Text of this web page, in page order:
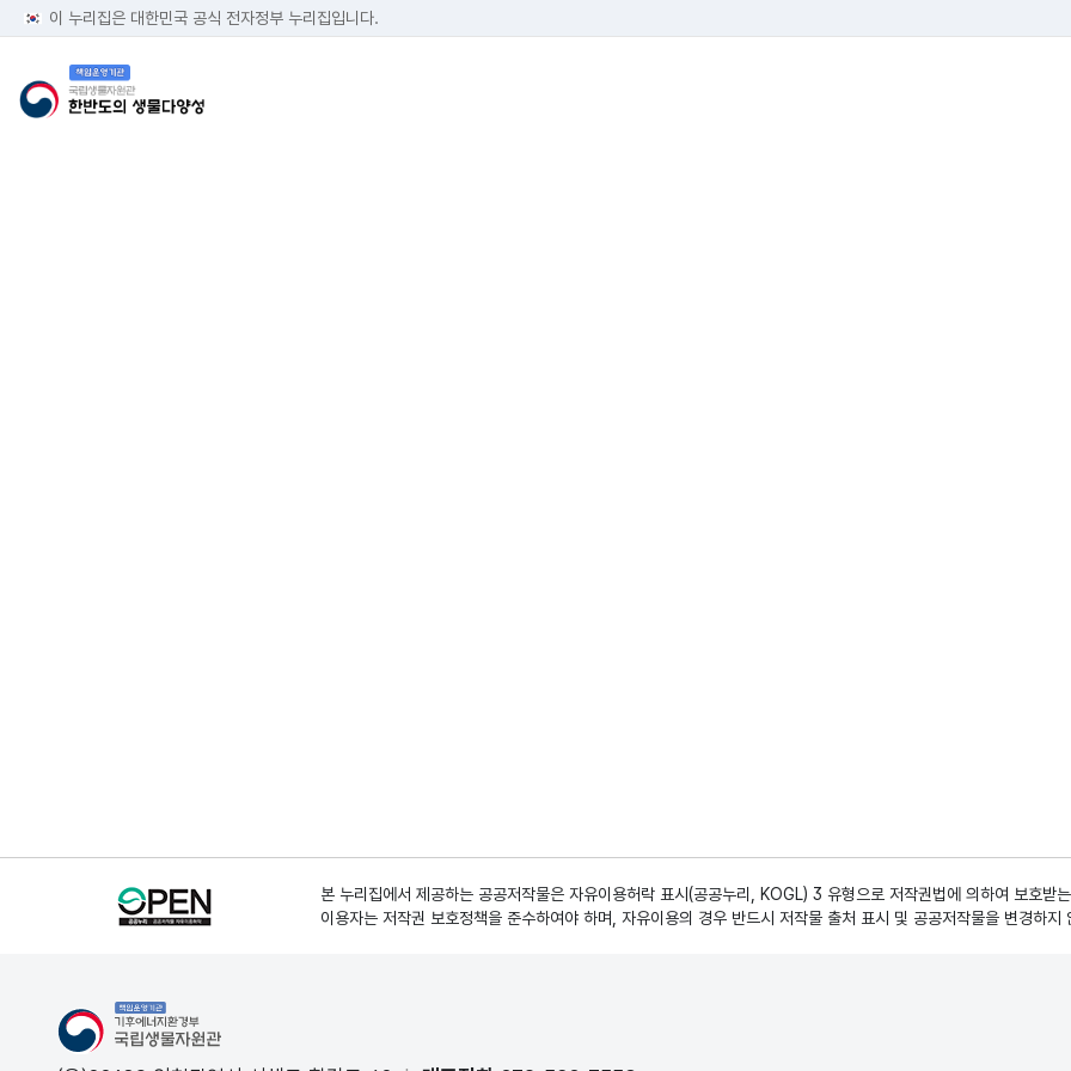
이 누리집은 대한민국 공식 전자정부 누리집입니다.
본 누리집에서 제공하는 공공저작물은 자유이용허락 표시(공공누리, KOGL) 3 유형으로 저작권법에 의하여 보호받
이용자는 저작권 보호정책을 준수하여야 하며, 자유이용의 경우 반드시 저작물 출처 표시 및 공공저작물을 변경하지